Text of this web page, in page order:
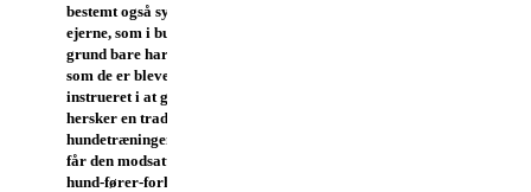
bestemt også synd for
ejerne, som i bund og
grund bare har gjort,
som de er blevet
instrueret i at gøre.
hersker en tradition i
hundetræningen, som ofte
får den modsatte effekt på
hund-fører-forholdet, end